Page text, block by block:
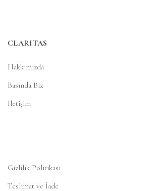
CLARITAS
Hakkımızda
Basında Biz
İletişim
Gizlilik Politikası
Teslimat ve İade